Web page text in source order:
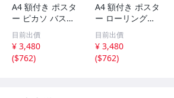
A4 額付き ポスタ
ー ピカソ バスキ
ア ダリ アンディ
ーウォーホル キ
ースへリング 写
真 ユージュアル
目前出價
¥ 3,480
($762)
A4 額付き ポスタ
ー ローリングス
トーンズ The Rol
ling Stones キー
スリチャーズ ミ
ックジャガー チ
目前出價
¥ 3,480
($762)